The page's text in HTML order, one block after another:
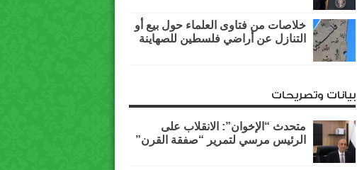
خلاصات من فتاوى العلماء حول بيع أو
التنازل عن أراضي فلسطين للصهاينة
بيانات وتصريحات
متحدث “الإخوان”: الانقلاب على
الرئيس مرسي لتمرير “صفقة القرن”